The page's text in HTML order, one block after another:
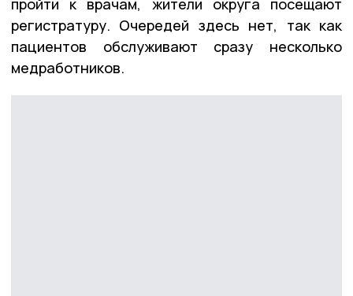
пройти к врачам, жители округа посещают
регистратуру. Очередей здесь нет, так как
пациентов обслуживают сразу несколько
медработников.